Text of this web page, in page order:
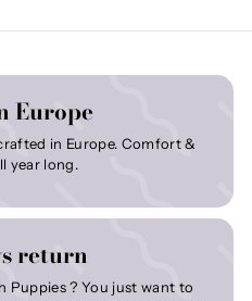
Europe
in Europe. Comfort &
year long.
return
Puppies ? You just want to